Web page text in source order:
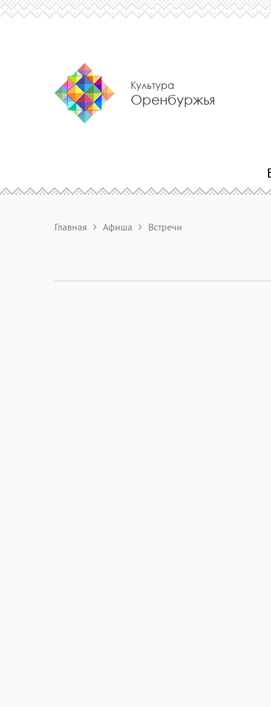
Культура
Оренбуржья
Главная Афиша Встречи